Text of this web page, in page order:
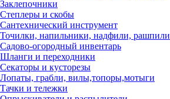
Заклепочники
Степлеры и скобы
Сантехнический инструмент
Точилки, напильники, надфили, рашпили
Садово-огородный инвентарь
Шланги и переходники
Секаторы и кусторезы
Лопаты, грабли, вилы,топоры,мотыги
Тачки и тележки